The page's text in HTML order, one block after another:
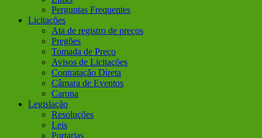
Perguntas Frequentes
Licitações
Ata de registro de preços
Pregões
Tomada de Preço
Avisos de Licitações
Contratação Direta
Câmara de Eventos
Carona
Legislação
Resoluções
Leis
Portarias